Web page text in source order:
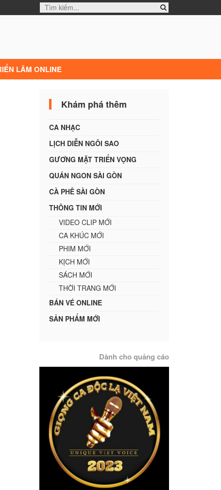
LÃM ONLINE
Khám phá thêm
CA NHẠC
LỊCH DIỄN NGÔI SAO
GƯƠNG MẶT TRIỂN VỌNG
QUÁN NGON SÀI GÒN
CÀ PHÊ SÀI GÒN
THÔNG TIN MỚI
VIDEO CLIP MỚI
CA KHÚC MỚI
PHIM MỚI
KỊCH MỚI
SÁCH MỚI
THỜI TRANG MỚI
BÁN VÉ ONLINE
SẢN PHẨM MỚI
Dành cho quảng cáo